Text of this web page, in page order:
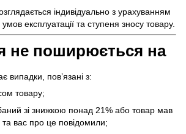
індивідуально з урахуванням
експлуатації та ступеня зносу товару.
не поширюється на
випадки, пов’язані з:
товару;
зі знижкою понад 21% або товар мав
та вас про це повідомили;